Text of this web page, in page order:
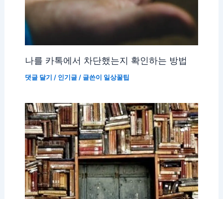
나를 카톡에서 차단했는지 확인하는 방법
댓글 달기 / 인기글/ 글쓴이 일상꿀팁